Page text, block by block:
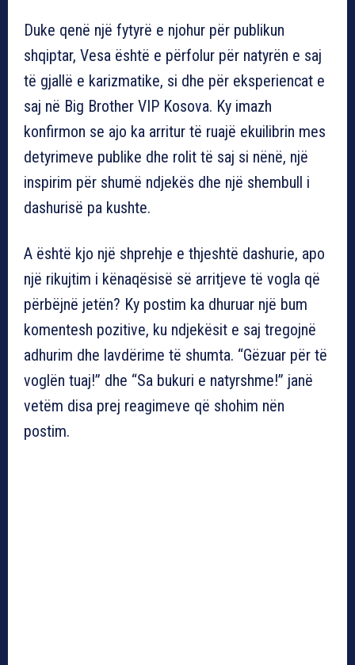
Duke qenë një fytyrë e njohur për publikun
shqiptar, Vesa është e përfolur për natyrën e saj
të gjallë e karizmatike, si dhe për eksperiencat e
saj në Big Brother VIP Kosova. Ky imazh
konfirmon se ajo ka arritur të ruajë ekuilibrin mes
detyrimeve publike dhe rolit të saj si nënë, një
inspirim për shumë ndjekës dhe një shembull i
dashurisë pa kushte.
A është kjo një shprehje e thjeshtë dashurie, apo
një rikujtim i kënaqësisë së arritjeve të vogla që
përbëjnë jetën? Ky postim ka dhuruar një bum
komentesh pozitive, ku ndjekësit e saj tregojnë
adhurim dhe lavdërime të shumta. “Gëzuar për të
voglën tuaj!” dhe “Sa bukuri e natyrshme!” janë
vetëm disa prej reagimeve që shohim nën
postim.